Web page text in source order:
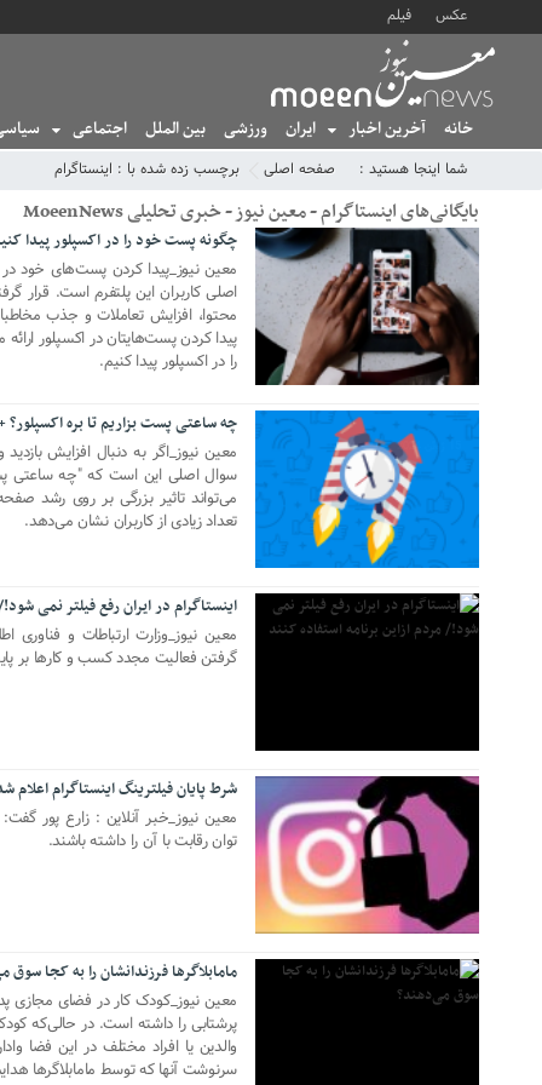
عکس فیلم
خانه آخرین اخبار ایران ورزشی بین الملل اجتماعی
شما اینجا هستید : صفحه اصلی برچسب زده شده با : اینستاگرام
بایگانی‌های اینستاگرام - معین نیوز - خبری تحلیلی MoeenNews
13 ژانویه 2025
چگونه پست خود را در اکسپلور پیدا
معین نیوز_پیدا کردن پست‌های خود
اصلی کاربران این پلتفرم است. قرار
محتوا، افزایش تعاملات و جذب
پیدا کردن پست‌هایتان در اکسپلور
را در اکسپلور پیدا کنیم.
چه ساعتی پست بزاریم تا بره اکسپلور؟
معین نیوز_اگر به دنبال افزایش
سوال اصلی این است که "چه ساعتی
می‌تواند تاثیر بزرگی بر روی رشد
تعداد زیادی از کاربران نشان می‌دهد.
12 فوریه 2023
اینستاگرام در ایران رفع فیلتر نمی
معین نیوز_​وزارت ارتباطات و فناوری
گرفتن فعالیت مجدد کسب و کارها بر
شرط پایان فیلترینگ اینستاگرام اعلام
معین نیوز_خبر آنلاین : زارع پور گفت:
توان رقابت با آن را داشته باشند.
27 ژانویه 2022
مامابلاگرها فرزندانشان را به کجا
معین نیوز_کودک کار در فضای مجازی
پرشتابی را داشته است. در حالی‌که
والدین یا افراد مختلف در این فضا
سرنوشت آنها که توسط مامابلاگرها